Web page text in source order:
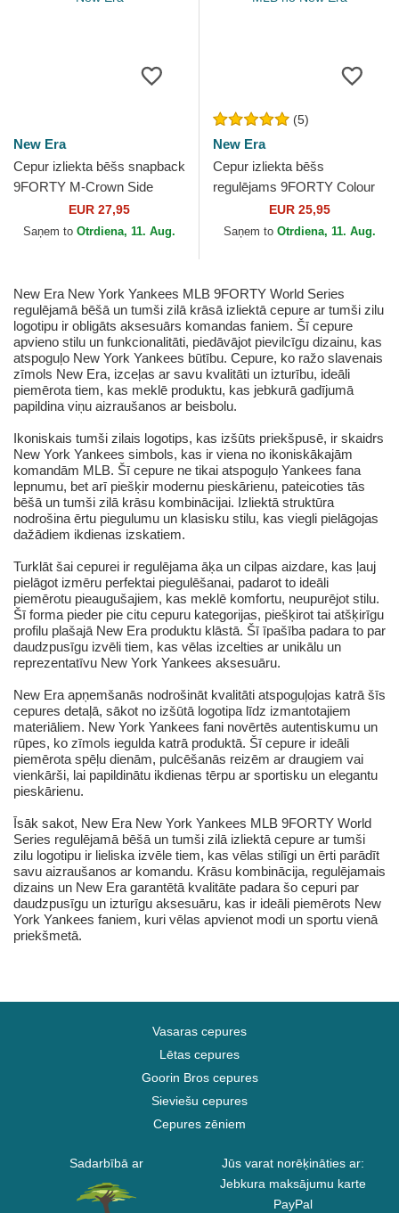
New Era
Cepur izliekta bēšs snapback
9FORTY M-Crown Side
Script no New York Yankees
MLB no New Era
EUR 27,95
Saņem to Otrdiena, 11. Aug.
(5)
New Era
Cepur izliekta bēšs
regulējams 9FORTY Colour
Block no New York Yankees
MLB no New Era
EUR 25,95
Saņem to Otrdiena, 11. Aug.
New Era New York Yankees MLB 9FORTY World Series
regulējamā bēšā un tumši zilā krāsā izliektā cepure ar tumši zilu
logotipu ir obligāts aksesuārs komandas faniem. Šī cepure
apvieno stilu un funkcionalitāti, piedāvājot pievilcīgu dizainu, kas
atspoguļo New York Yankees būtību. Cepure, ko ražo slavenais
zīmols New Era, izceļas ar savu kvalitāti un izturību, ideāli
piemērota tiem, kas meklē produktu, kas jebkurā gadījumā
papildina viņu aizraušanos ar beisbolu.
Ikoniskais tumši zilais logotips, kas izšūts priekšpusē, ir skaidrs
New York Yankees simbols, kas ir viena no ikoniskākajām
komandām MLB. Šī cepure ne tikai atspoguļo Yankees fana
lepnumu, bet arī piešķir modernu pieskārienu, pateicoties tās
bēšā un tumši zilā krāsu kombinācijai. Izliektā struktūra
nodrošina ērtu piegulumu un klasisku stilu, kas viegli pielāgojas
dažādiem ikdienas izskatiem.
Turklāt šai cepurei ir regulējama āķa un cilpas aizdare, kas ļauj
pielāgot izmēru perfektai piegulēšanai, padarot to ideāli
piemērotu pieaugušajiem, kas meklē komfortu, neupurējot stilu.
Šī forma pieder pie citu cepuru kategorijas, piešķirot tai atšķirīgu
profilu plašajā New Era produktu klāstā. Šī īpašība padara to par
daudzpusīgu izvēli tiem, kas vēlas izcelties ar unikālu un
reprezentatīvu New York Yankees aksesuāru.
New Era apņemšanās nodrošināt kvalitāti atspoguļojas katrā šīs
cepures detaļā, sākot no izšūtā logotipa līdz izmantotajiem
materiāliem. New York Yankees fani novērtēs autentiskumu un
rūpes, ko zīmols iegulda katrā produktā. Šī cepure ir ideāli
piemērota spēļu dienām, pulcēšanās reizēm ar draugiem vai
vienkārši, lai papildinātu ikdienas tērpu ar sportisku un elegantu
pieskārienu.
Īsāk sakot, New Era New York Yankees MLB 9FORTY World
Series regulējamā bēšā un tumši zilā izliektā cepure ar tumši
zilu logotipu ir lieliska izvēle tiem, kas vēlas stilīgi un ērti parādīt
savu aizraušanos ar komandu. Krāsu kombinācija, regulējamais
dizains un New Era garantētā kvalitāte padara šo cepuri par
daudzpusīgu un izturīgu aksesuāru, kas ir ideāli piemērots New
York Yankees faniem, kuri vēlas apvienot modi un sportu vienā
priekšmetā.
Vasaras cepures
Lētas cepures
Goorin Bros cepures
Sieviešu cepures
Cepures zēniem
Sadarbībā ar
Jūs varat norēķināties ar:
Jebkura maksājumu karte
PayPal